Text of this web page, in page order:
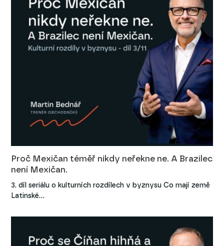
Proč Mexičan téměř nikdy neřekne ne. A Brazilec
není Mexičan.
3. díl seriálu o kulturních rozdílech v byznysu Co mají země
Latinské…